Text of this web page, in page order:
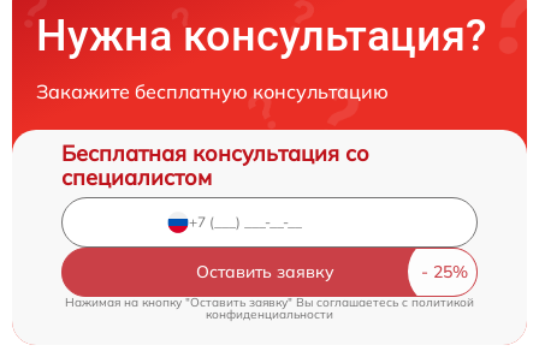
Нужна консультация?
Закажите бесплатную консультацию
Бесплатная консультация со
специалистом
Оставить заявку
Нажимая на кнопку "Оставить заявку" Вы соглашаетесь cполитикой
конфиденциальности